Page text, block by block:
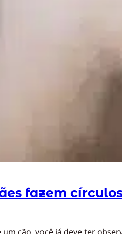
fazem
cão, você já deve ter